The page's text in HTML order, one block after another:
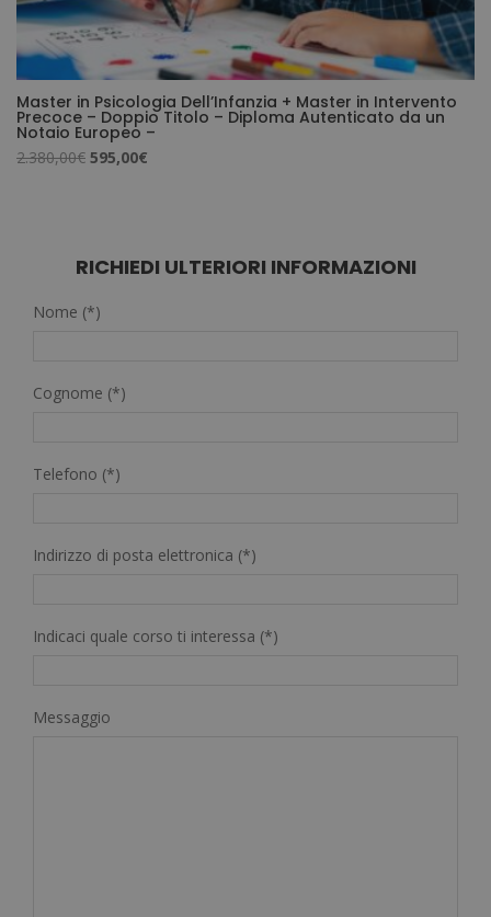
Master in Psicologia Dell’Infanzia + Master in Intervento
Precoce – Doppio Titolo – Diploma Autenticato da un
Notaio Europeo –
2.380,00€ Il
2.380,00€.
595,00€
595,00€.
RICHIEDI ULTERIORI INFORMAZIONI
Nome (*)
Cognome (*)
Telefono (*)
Indirizzo di posta elettronica (*)
Indicaci quale corso ti interessa (*)
Messaggio